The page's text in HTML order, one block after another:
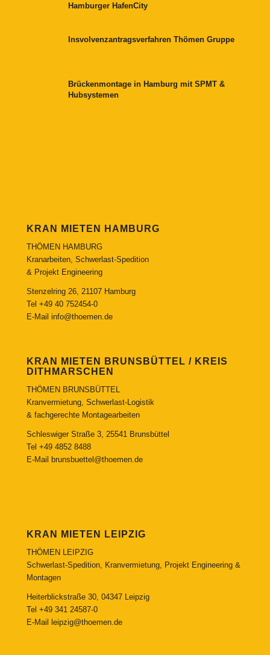
Hamburger HafenCity
Insvolvenzantragsverfahren Thömen Gruppe
Brückenmontage in Hamburg mit SPMT &
Hubsystemen
KRAN MIETEN HAMBURG
THÖMEN HAMBURG
Kranarbeiten, Schwerlast-Spedition
& Projekt Engineering
Stenzelring 26, 21107 Hamburg
Tel +49 40 752454-0
E-Mail info@thoemen.de
KRAN MIETEN BRUNSBÜTTEL / KREIS
DITHMARSCHEN
THÖMEN BRUNSBÜTTEL
Kranvermietung, Schwerlast-Logistik
& fachgerechte Montagearbeiten
Schleswiger Straße 3, 25541 Brunsbüttel
Tel +49 4852 8488
E-Mail
brunsbuettel@thoemen.de
KRAN MIETEN LEIPZIG
THÖMEN LEIPZIG
Schwerlast-Spedition, Kranvermietung, Projekt Engineering &
Montagen
Heiterblickstraße 30, 04347 Leipzig
Tel +49 341 24587-0
E-Mail
leipzig@thoemen.de